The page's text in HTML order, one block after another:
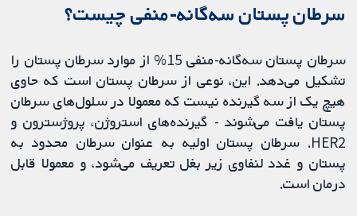
سرطان پستان سه‌گانه-منفی چیست؟
سرطان پستان سه‌گانه-منفی 15% از موارد سرطان پستان را
تشکیل می‌دهد. این، نوعی از سرطان پستان است که حاوی
هیچ یک از سه گیرنده نیست که معمولا در سلول‌های سرطان
پستان یافت می‌شوند - گیرنده‌های استروژن، پروژسترون و
HER2. سرطان پستان اولیه به عنوان سرطان محدود به
پستان و غدد لنفاوی زیر بغل تعریف می‌شود، و معمولا قابل
درمان است.